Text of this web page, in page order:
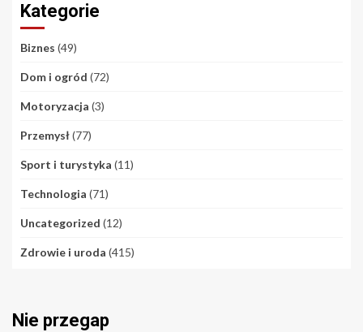
Kategorie
Biznes (49)
Dom i ogród (72)
Motoryzacja (3)
Przemysł(77)
Sport i turystyka (11)
Technologia (71)
Uncategorized (12)
Zdrowie i uroda (415)
Nie przegap